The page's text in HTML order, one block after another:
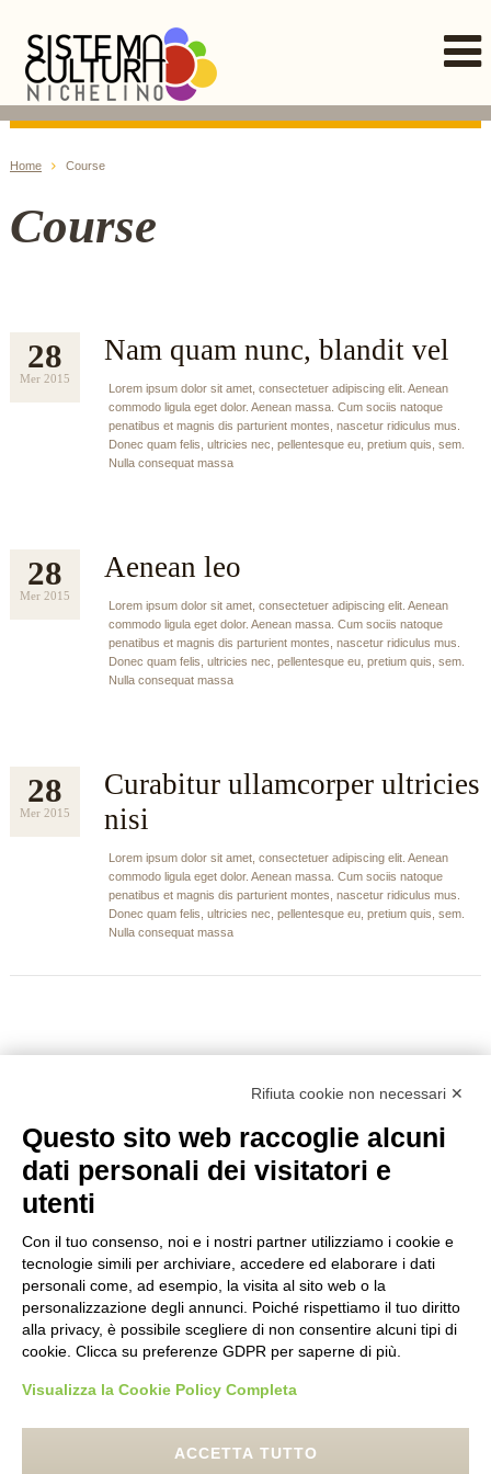
Home Course
Course
28
Mer 2015
Nam quam nunc, blandit vel
Lorem ipsum dolor sit amet, consectetuer adipiscing elit. Aenean
commodo ligula eget dolor. Aenean massa. Cum sociis natoque
penatibus et magnis dis parturient montes, nascetur ridiculus mus.
Donec quam felis, ultricies nec, pellentesque eu, pretium quis, sem.
Nulla consequat massa
28
Mer 2015
Aenean leo
Lorem ipsum dolor sit amet, consectetuer adipiscing elit. Aenean
commodo ligula eget dolor. Aenean massa. Cum sociis natoque
penatibus et magnis dis parturient montes, nascetur ridiculus mus.
Donec quam felis, ultricies nec, pellentesque eu, pretium quis, sem.
Nulla consequat massa
28
Mer 2015
Curabitur ullamcorper ultricies
nisi
Lorem ipsum dolor sit amet, consectetuer adipiscing elit. Aenean
commodo ligula eget dolor. Aenean massa. Cum sociis natoque
penatibus et magnis dis parturient montes, nascetur ridiculus mus.
Donec quam felis, ultricies nec, pellentesque eu, pretium quis, sem.
Nulla consequat massa
Rifiuta cookie non necessari ✕
Questo sito web raccoglie alcuni
dati personali dei visitatori e
utenti
Con il tuo consenso, noi e i nostri partner utilizziamo i cookie e
tecnologie simili per archiviare, accedere ed elaborare i dati
personali come, ad esempio, la visita al sito web o la
personalizzazione degli annunci. Poiché rispettiamo il tuo diritto
alla privacy, è possibile scegliere di non consentire alcuni tipi di
cookie. Clicca su preferenze GDPR per saperne di più.
Visualizza la Cookie Policy Completa
ACCETTA TUTTO